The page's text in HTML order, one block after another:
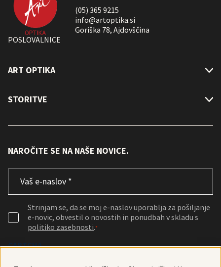
(05) 365 9215
info@artoptika.si
Goriška 78, Ajdovščina
POSLOVALNICE
ART OPTIKA
STORITVE
NAROČITE SE NA NAŠE NOVICE.
Email*
Consent*
Strinjam se, da se moj e-naslov uporablja za pošiljanje
e-novic, obvestil o novostih in ponudbah v skladu s
politiko zasebnosti.*
CAPTCHA